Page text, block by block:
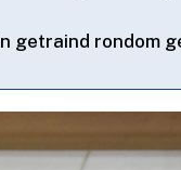
getraind rondom